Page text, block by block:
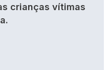
crianças vítimas